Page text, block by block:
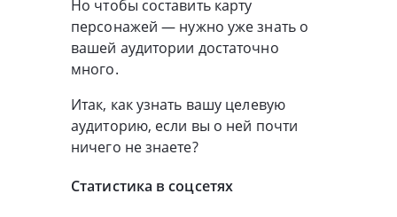
Но чтобы составить карту
персонажей — нужно уже знать о
вашей аудитории достаточно
много.
Итак, как узнать вашу целевую
аудиторию, если вы о ней почти
ничего не знаете?
Статистика в соцсетях